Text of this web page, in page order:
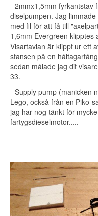
- 2mmx1,5mm fyrkantstav
diselpumpen. Jag
med fil för att få till
1,6mm Evergreen klipptes
Visartavlan är klippt ur ett
stansen på en
sedan målade jag dit
33.
- Supply pump (manicken
Lego, också från en Piko-
jag har nog tänkt för
fartygsdieselmotor.....